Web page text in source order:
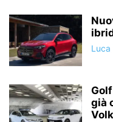
Luca
già